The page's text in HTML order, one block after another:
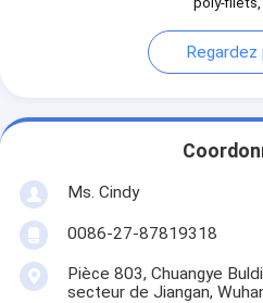
Regardez
Ms. Cindy
0086-27-87819318
Pièce 803, Chuangye
secteur de Jiangan,